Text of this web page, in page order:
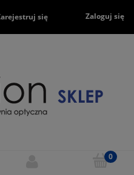
się Zaloguj się